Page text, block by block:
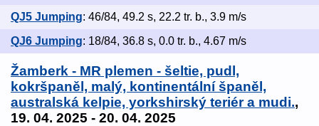
QJ5 Jumping: 46/84, 49.2 s, 22.2 tr. b., 3.9 m/s
QJ6 Jumping: 18/84, 36.8 s, 0.0 tr. b., 4.67 m/s
Žamberk - MR plemen - šeltie, pudl,
kokršpaněl, malý, kontinentální španěl,
australská kelpie, yorkshirský teriér a mudi.,
19. 04. 2025 - 20. 04. 2025